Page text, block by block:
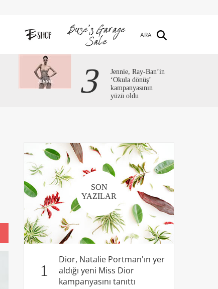
ARA
3
Jennie, Ray-Ban’in
‘Okula dönüş’
kampanyasının
yüzü oldu
SON
YAZILAR
1
Dior, Natalie Portman'ın yer
aldığı yeni Miss Dior
kampanyasını tanıttı